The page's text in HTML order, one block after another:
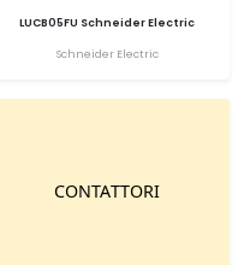
LUCB05FU Schneider Electric
Schneider Electric